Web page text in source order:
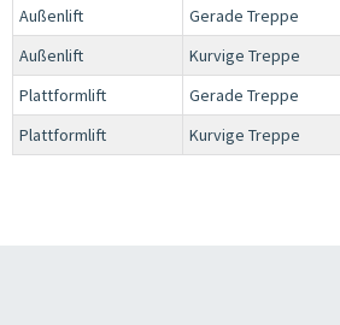
Außenlift
Gerade Treppe
Außenlift
Kurvige Treppe
Plattformlift
Gerade Treppe
Plattformlift
Kurvige Treppe